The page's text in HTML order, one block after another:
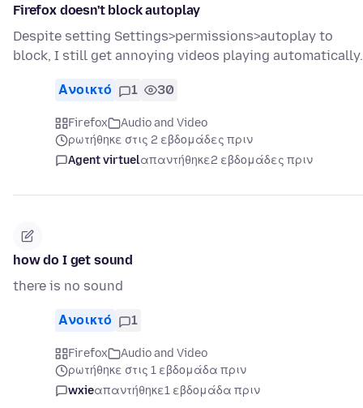
Firefox doesn't block autoplay
Despite setting Settings>permissions>autoplay to
block, I still get annoying videos playing automatically.
Ανοικτό 1 30
Firefox
Audio and Video
ρωτήθηκε στις 2 εβδομάδες πριν
Agent virtuelαπαντήθηκε2 εβδομάδες πριν
how do I get sound
there is no sound
Ανοικτό 1
Firefox
Audio and Video
ρωτήθηκε στις 1 εβδομάδα πριν
wxieαπαντήθηκε1 εβδομάδα πριν